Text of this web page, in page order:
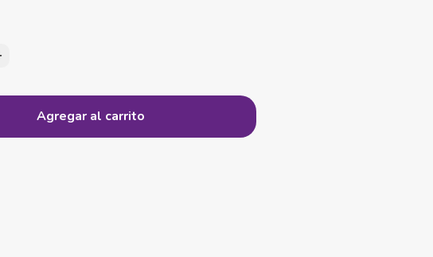
Agregar al carrito